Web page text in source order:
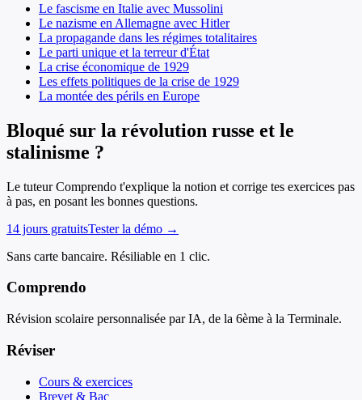
Le fascisme en Italie avec Mussolini
Le nazisme en Allemagne avec Hitler
La propagande dans les régimes totalitaires
Le parti unique et la terreur d'État
La crise économique de 1929
Les effets politiques de la crise de 1929
La montée des périls en Europe
Bloqué sur la révolution russe et le
stalinisme ?
Le tuteur Comprendo t'explique la notion et corrige tes exercices pas
à pas, en posant les bonnes questions.
14 jours gratuitsTester la démo →
Sans carte bancaire. Résiliable en 1 clic.
Comprendo
Révision scolaire personnalisée par IA, de la 6ème à la Terminale.
Réviser
Cours & exercices
Brevet & Bac